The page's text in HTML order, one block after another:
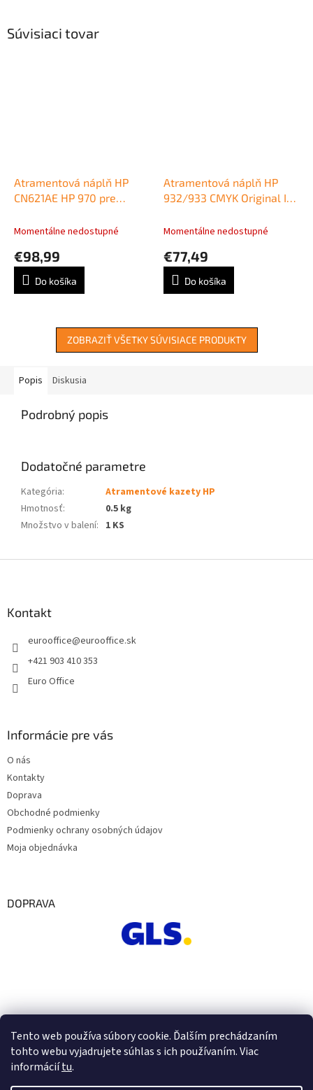
Tento web používa súbory cookie. Ďalším prechádzaním
tohto webu vyjadrujete súhlas s ich používaním. Viac
informáciítu.
Súvisiaci tovar
Atramentová náplň HP
CN621AE HP 970 pre
X451dw/X476dw/ X551dw
Momentálne nedostupné
€98,99
Do košíka
Atramentová náplň HP
932/933 CMYK Original Ing
za C2P42AE
Momentálne nedostupné
€77,49
Do košíka
ZOBRAZIŤ VŠETKY SÚVISIACE PRODUKTY
Popis Diskusia
Podrobný popis
Dodatočné parametre
Kategória:
Atramentové kazety HP
Hmotnosť:
0.5 kg
Množstvo v balení: 1 KS
Kontakt
eurooffice@eurooffice.sk
+421 903 410 353
Euro Office
Informácie pre vás
O nás
Kontakty
Doprava
Obchodné podmienky
Podmienky ochrany osobných údajov
Moja objednávka
DOPRAVA